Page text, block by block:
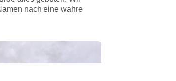
nach eine wahre